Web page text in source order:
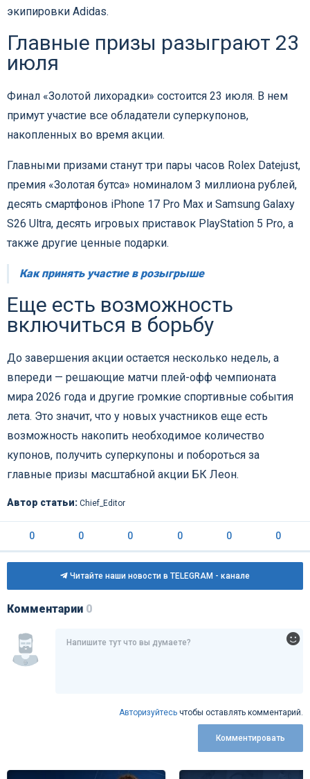
экипировки Adidas.
Главные призы разыграют 23
июля
Финал «Золотой лихорадки» состоится 23 июля. В нем
примут участие все обладатели суперкупонов,
накопленных во время акции.
Главными призами станут три пары часов Rolex Datejust,
премия «Золотая бутса» номиналом 3 миллиона рублей,
десять смартфонов iPhone 17 Pro Max и Samsung Galaxy
S26 Ultra, десять игровых приставок PlayStation 5 Pro, а
также другие ценные подарки.
Как принять участие в розыгрыше
Еще есть возможность
включиться в борьбу
До завершения акции остается несколько недель, а
впереди — решающие матчи плей-офф чемпионата
мира 2026 года и другие громкие спортивные события
лета. Это значит, что у новых участников еще есть
возможность накопить необходимое количество
купонов, получить суперкупоны и побороться за
главные призы масштабной акции БК Леон.
Автор статьи: Chief_Editor
0 0 0 0 0 0
Читайте наши новости в TELEGRAM - канале
Комментарии 0
Авторизуйтесь чтобы оставлять комментарий.
Комментировать